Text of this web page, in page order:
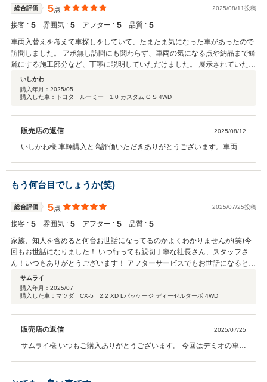
両状態、アフターサービス、営業する者の対応等様々で巡り合えた事
は当社も非常にありがたく思います。 十勝での車は必需品ですのでこ
れからも価格、車両状態、サービス、人の現状より良くしていけるよ
う努力して営業していきますのでお車でお困りの際はいつでもご連絡
ご相談ください。
総合評価 5点 2025/08/11投稿
接客 : 5 雰囲気 : 5 アフター : 5 品質 : 5
車両入替えを考えて車探しをしていて、たまたま気になった車があったので
訪問しました。 アポ無し訪問にも関わらず、車両の気になる点や納品まで綺
麗にする施工部分など、丁寧に説明していただけました。 展示されていた時
は、手をかけていなかったてめ、どれくらい綺麗になるかな？中古になるか
らある程度は自分で綺麗に仕上げなくてはいけないのかな？と、仕上がりは
まだ不透明ではありました。 事前のクチコミでは、満足なコメントが多く、
た？と思うほどきれいな外観。 室内も目一杯綺麗にしていただけたのがすぐ
に分かりました。 正直、かなり手をかけて大変だったろうな、と言うくらい
の手入れの気持ちを受け継いで、生まれ変わった車生活を始めようと思いま
す。
いしかわ
購入年月： 2025/05
購入した車：トヨタ ルーミー 1.0 カスタム G S 4WD
販売店の返信 2025/08/12
いしかわ様 車輛購入と高評価いただきありがとうございます。車両も
も見に行かれるお話でしたので即決いただけて当社も非常に気持ちの
良い商談ができました。最初の車輛状態は当社の板金従業員でも修理
工程が多く大変ですよと言っていましたが気に入っていただける状態
まできれいに修理できてよかったです。納車までのお時間は板金工程
がありますのでどうしてもお時間かかってしまいます、お安く販売す
る為には外注費を抑えるのと多少の傷へこみがあって安く仕入れでき
て自社で安く修理できる車両を仕入れしておりますので購入者の方々
にはご理解いただけて大変助かっております。保証の件も中古車をご
理解いただけてありがとうございます。今後も購入時から納車から納
際はご相談いただければ幸いです。 故障、修理、車検も何かありまし
たらご連絡ください。 ご購入ありがとうございました。
もう何台目でしょうか(笑)
総合評価 5点 2025/07/25投稿
接客 : 5 雰囲気 : 5 アフター : 5 品質 : 5
家族、知人を含めると何台お世話になってるのかよくわかりませんが(笑)今
回もお世話になりました！ いつ行っても親切丁寧な社長さん、スタッフさ
ん！いつもありがとうございます！ アフターサービスでもお世話になると思
いますので、これからもよろしくお願いします！
サムライ
購入年月： 2025/07
購入した車：マツダ CX-5 2.2 XD Lパッケージ ディーゼルターボ 4WD
販売店の返信 2025/07/25
サムライ様 いつもご購入ありがとうございます。 今回はデミオの車両
ので何かございましたらご連絡ください。 いつもいつも素早いご契約
ありがとうございます。 また機会がございましたらご検討よろしくお